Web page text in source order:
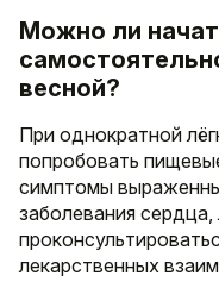
Можно ли
весной?
При однократной
попробовать
симптомы
заболевания
лекарственных